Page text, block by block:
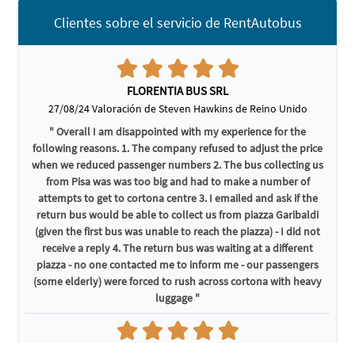
Clientes sobre el servicio de RentAutobus
FLORENTIA BUS SRL
27/08/24 Valoración de Steven Hawkins de Reino Unido
" Overall I am disappointed with my experience for the
following reasons. 1. The company refused to adjust the price
when we reduced passenger numbers 2. The bus collecting us
from Pisa was was too big and had to make a number of
attempts to get to cortona centre 3. I emailed and ask if the
return bus would be able to collect us from piazza Garibaldi
(given the first bus was unable to reach the piazza) - I did not
receive a reply 4. The return bus was waiting at a different
piazza - no one contacted me to inform me - our passengers
(some elderly) were forced to rush across cortona with heavy
luggage "